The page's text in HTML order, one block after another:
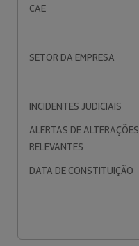
CAE
SETOR DA EMPRESA
INCIDENTES JUDICIAIS
ALERTAS DE ALTERAÇÕES
RELEVANTES
DATA DE CONSTITUIÇÃO